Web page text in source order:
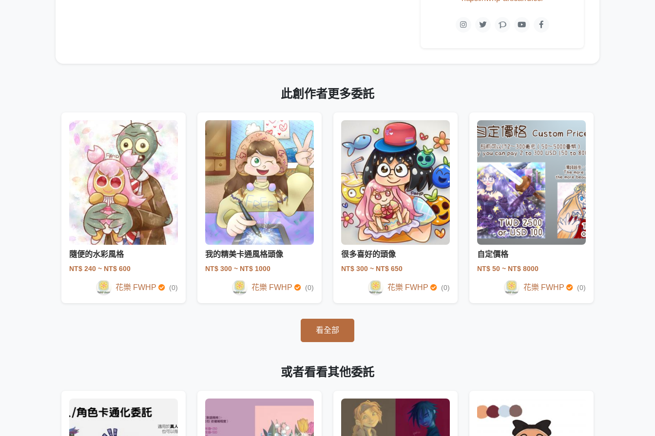
此創作者更多委託
隨便的水彩風格
NT$ 240 ~ NT$ 600
花樂 FWHP (0)
我的精美卡通風格頭像
NT$ 300 ~ NT$ 1000
花樂 FWHP (0)
很多喜好的頭像
NT$ 300 ~ NT$ 650
花樂 FWHP (0)
自定價格
NT$ 50 ~ NT$ 8000
花樂 FWHP (0)
看全部
或者看看其他委託